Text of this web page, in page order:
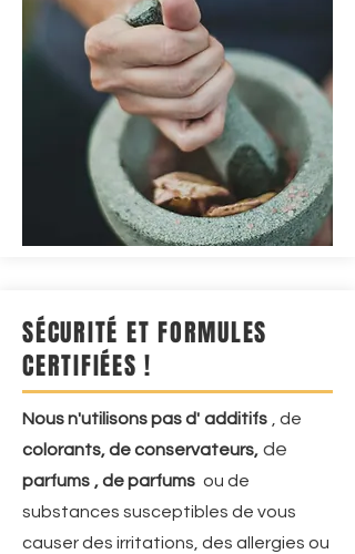
SÉCURITÉ ET FORMULES
CERTIFIÉES !
Nous n'utilisons pas d' additifs
, de
colorants, de conservateurs, de
parfums , de parfums ou de
substances susceptibles de vous
causer des irritations, des allergies ou